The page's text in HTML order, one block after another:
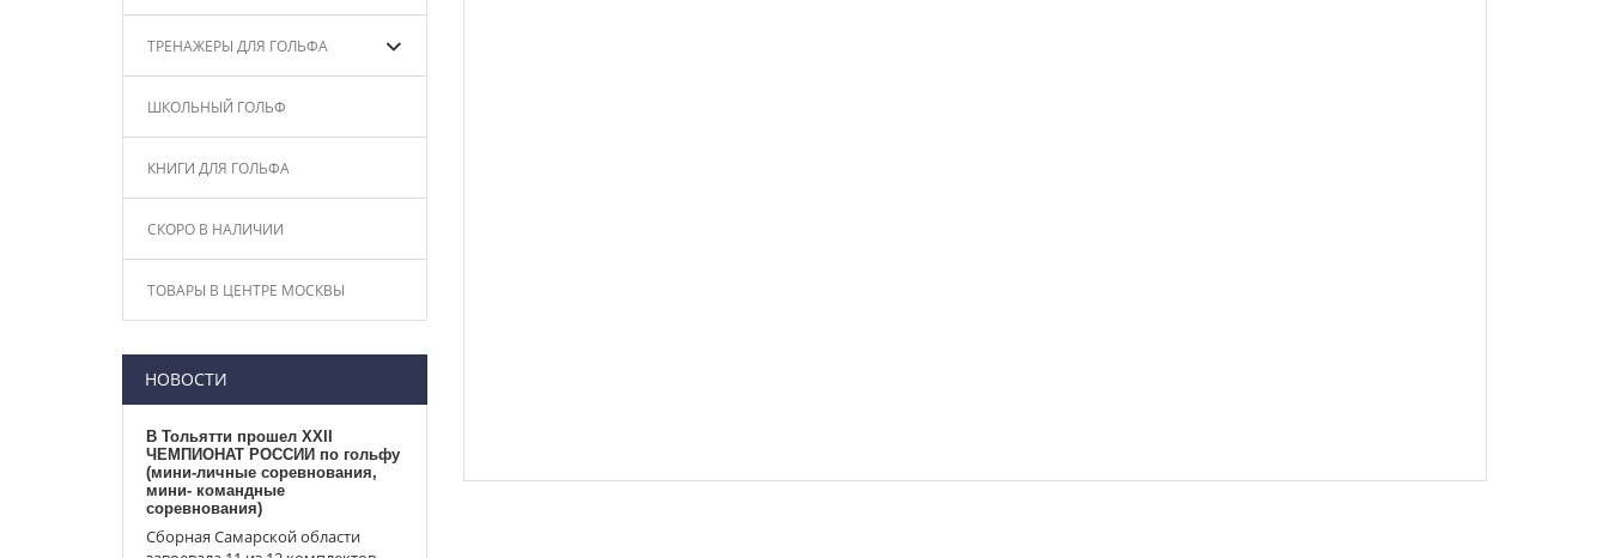
ТРЕНАЖЕРЫ ДЛЯ ГОЛЬФА
ШКОЛЬНЫЙ ГОЛЬФ
КНИГИ ДЛЯ ГОЛЬФА
СКОРО В НАЛИЧИИ
ТОВАРЫ В ЦЕНТРЕ МОСКВЫ
НОВОСТИ
В Тольятти прошел XXII
ЧЕМПИОНАТ РОССИИ по гольфу
(мини-личные соревнования,
мини- командные
соревнования)
Сборная Самарской области